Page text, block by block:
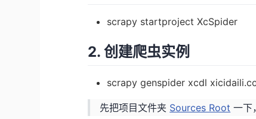
scrapy startproject XcSpider
2. 创建爬虫实例
scrapy genspider xcdl
先把项目文件夹 Sources Root 一下